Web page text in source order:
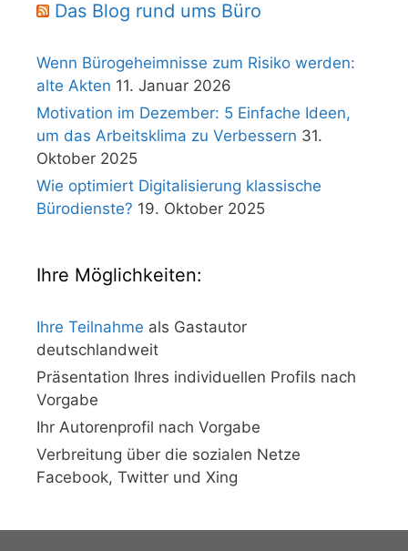
Das Blog rund ums Büro
Wenn Bürogeheimnisse zum Risiko werden:
alte Akten 11. Januar 2026
Motivation im Dezember: 5 Einfache Ideen,
um das Arbeitsklima zu Verbessern 31.
Oktober 2025
Wie optimiert Digitalisierung klassische
Bürodienste? 19. Oktober 2025
Ihre Möglichkeiten:
Ihre Teilnahme als Gastautor
deutschlandweit
Präsentation Ihres individuellen Profils nach
Vorgabe
Ihr Autorenprofil nach Vorgabe
Verbreitung über die sozialen Netze
Facebook, Twitter und Xing